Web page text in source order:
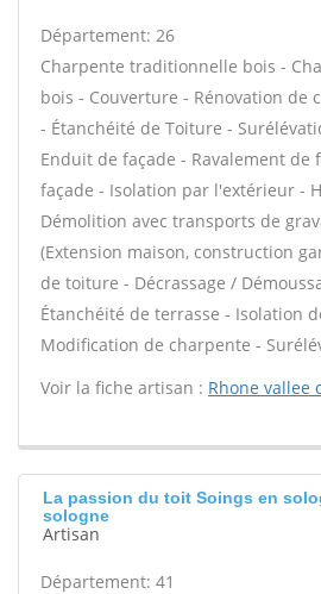
Département: 26
Charpente traditionnelle bois -
bois - Couverture - Rénovation de
- Étanchéité de Toiture -
Enduit de façade - Ravalement de
façade - Isolation par l'extérieur -
Démolition avec transports de
(Extension maison, construction
de toiture - Décrassage /
Étanchéité de terrasse - Isolation
Modification de charpente -
Voir la fiche artisan : Rhone vallee
La passion du toit Soings en
sologne
Artisan
Département: 41